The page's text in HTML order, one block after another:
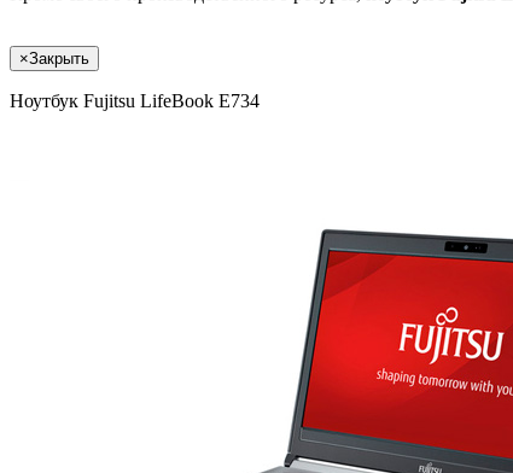
×Закрыть
Ноутбук Fujitsu LifeBook E734